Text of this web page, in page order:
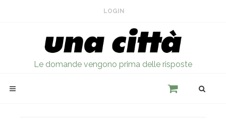
LOGIN
Le domande vengono prima delle risposte